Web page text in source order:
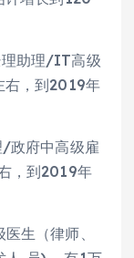
助理/IT高级
右，到2019年
政府中高级雇
，到2019年
生（律师、